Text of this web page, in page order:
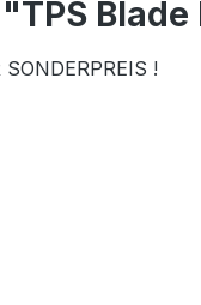
Blade
!